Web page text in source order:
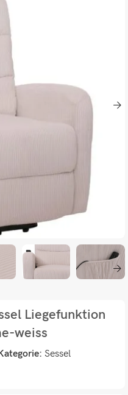
Liegefunktion
weiss
Sessel